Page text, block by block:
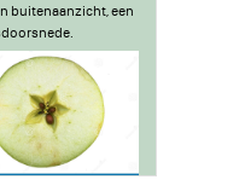
buitenaanzicht, een